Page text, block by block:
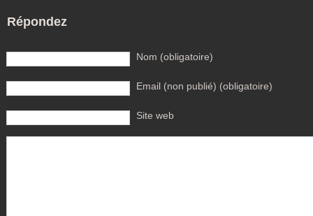
Répondez
Nom (obligatoire)
Email (non publié) (obligatoire)
Site web